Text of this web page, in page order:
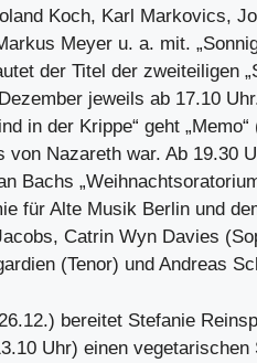
Koch, Karl Markovics,
Meyer u. a. mit.
der Titel der zweiteiligen
jeweils ab 17.10
in der Krippe“ geht
von Nazareth war. Ab 19.30
Bachs
für Alte Musik Berlin und
Catrin Wyn Davies
(Tenor) und Andreas
bereitet Stefanie
Uhr) einen